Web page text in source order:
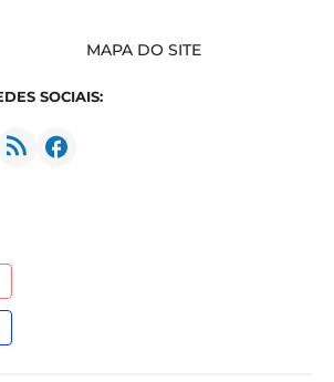
MAPA DO SITE
SOCIAIS: